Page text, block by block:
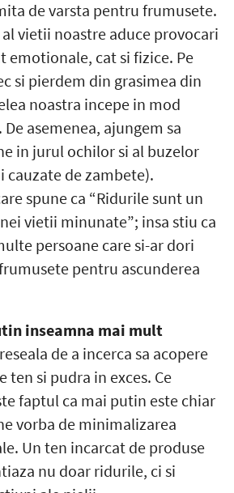
de varsta pentru frumusete.
vietii noastre aduce provocari
emotionale, cat si fizice. Pe
si pierdem din grasimea din
noastra incepe in mod
De asemenea, ajungem sa
in jurul ochilor si al buzelor
cauzate de zambete).
spune ca “Ridurile sunt un
vietii minunate”; insa stiu ca
persoane care si-ar dori
pentru ascunderea
inseamna mai mult
de a incerca sa acopere
ten si pudra in exces. Ce
faptul ca mai putin este chiar
vorba de minimalizarea
Un ten incarcat de produse
nu doar ridurile, ci si